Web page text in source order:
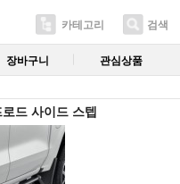
카테고리 검색
장바구니 관심상품
드 사이드 스텝